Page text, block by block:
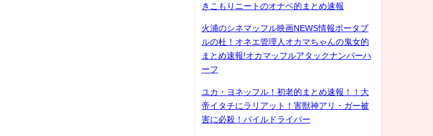
きこもりニートのオナベ的まとめ速報
火浦のシネマッフル映画NEWS情報ポータブ
ルの杜！オネエ管理人オカマちゃんの鬼女的
まとめ速報!オカマッフルアタックナンバーハ
ーフ
ユカ・ヨネッフル！初老的まとめ速報！！大
帝イタチにラリアット！害獣神アリ・ガー被
害に必殺！パイルドライバー